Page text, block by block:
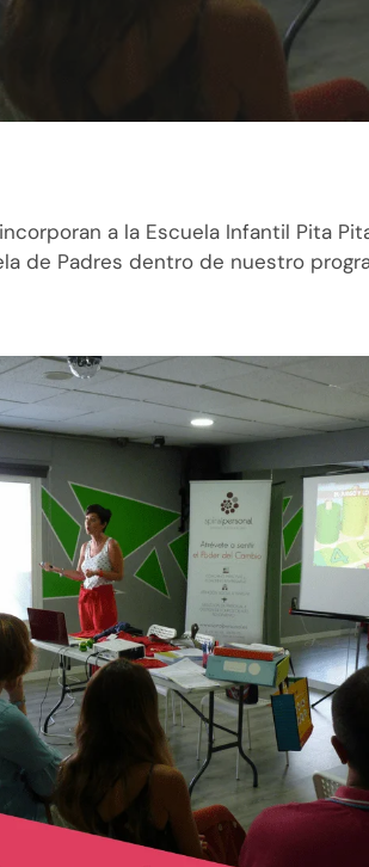
a la Escuela Infantil Pita
de Padres dentro de nuestro